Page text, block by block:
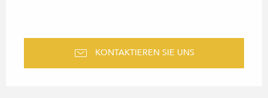
KONTAKTIEREN SIE UNS